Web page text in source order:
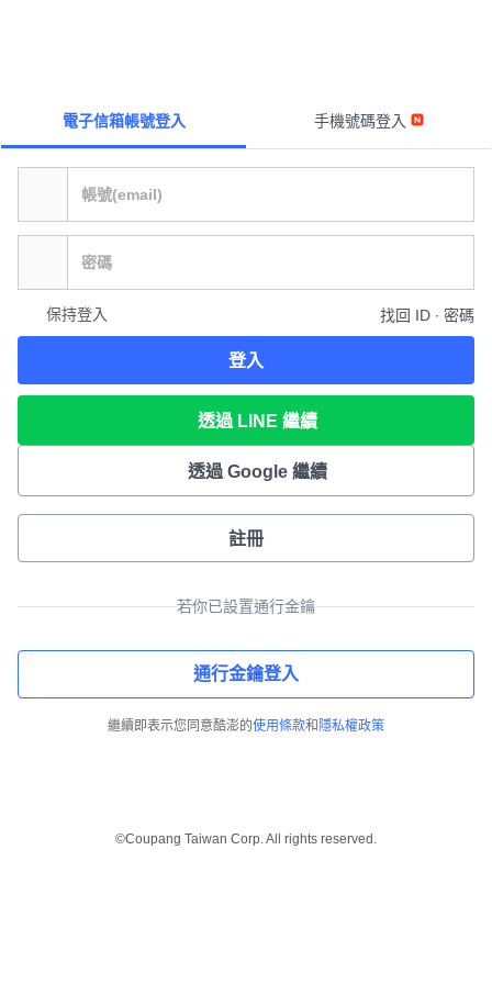
電子信箱帳號登入 手機號碼登入
保持登入 找回 ID ∙ 密碼
登入
透過 LINE 繼續
透過 Google 繼續
註冊
若你已設置通行金鑰
通行金鑰登入
繼續即表示您同意酷澎的使用條款和 隱私權政策
©Coupang Taiwan Corp. All rights reserved.